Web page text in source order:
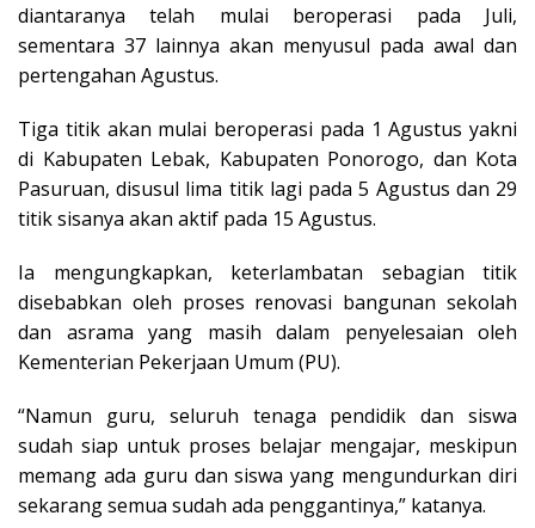
diantaranya telah mulai beroperasi pada Juli,
sementara 37 lainnya akan menyusul pada awal dan
pertengahan Agustus.
Tiga titik akan mulai beroperasi pada 1 Agustus yakni
di Kabupaten Lebak, Kabupaten Ponorogo, dan Kota
Pasuruan, disusul lima titik lagi pada 5 Agustus dan 29
titik sisanya akan aktif pada 15 Agustus.
Ia mengungkapkan, keterlambatan sebagian titik
disebabkan oleh proses renovasi bangunan sekolah
dan asrama yang masih dalam penyelesaian oleh
Kementerian Pekerjaan Umum (PU).
“Namun guru, seluruh tenaga pendidik dan siswa
sudah siap untuk proses belajar mengajar, meskipun
memang ada guru dan siswa yang mengundurkan diri
sekarang semua sudah ada penggantinya,” katanya.